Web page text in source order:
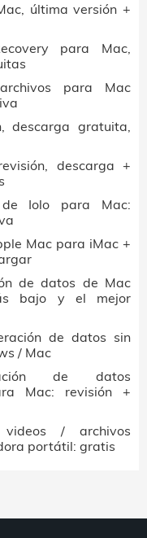
última versión +
para Mac,
para Mac
descarga gratuita,
descarga +
de Iolo para Mac:
Mac para iMac +
de datos de Mac
bajo y el mejor
de datos sin
/ Mac
de datos
Mac: revisión +
/ archivos
portátil: gratis